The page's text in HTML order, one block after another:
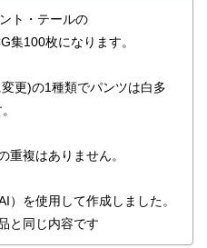
ト・テールの
集100枚になります。
更)の1種類でパンツは白多
重複はありません。
を使用して作成しました。
と同じ内容です